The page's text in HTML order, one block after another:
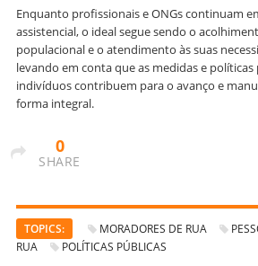
Enquanto profissionais e ONGs continuam
assistencial, o ideal segue sendo o
populacional e o atendimento às suas
levando em conta que as medidas e políticas
indivíduos contribuem para o avanço e
forma integral.
0
SHARE
TOPICS: MORADORES DE RUA
RUA
POLÍTICAS PÚBLICAS